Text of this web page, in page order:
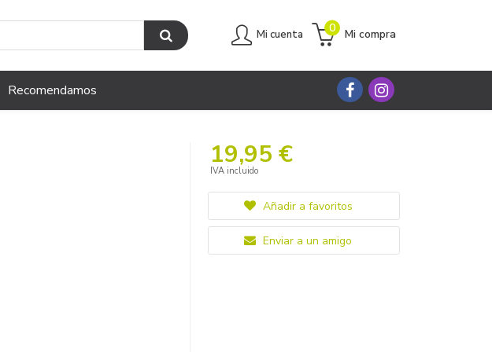
Mi cuenta Mi compra
0
Recomendamos
19,95 €
IVA incluido
Añadir a favoritos
Enviar a un amigo